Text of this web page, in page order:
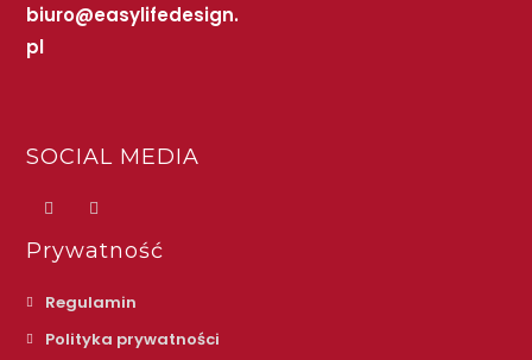
biuro@easylifedesign.
pl
SOCIAL MEDIA
Prywatność
Regulamin
Polityka prywatności